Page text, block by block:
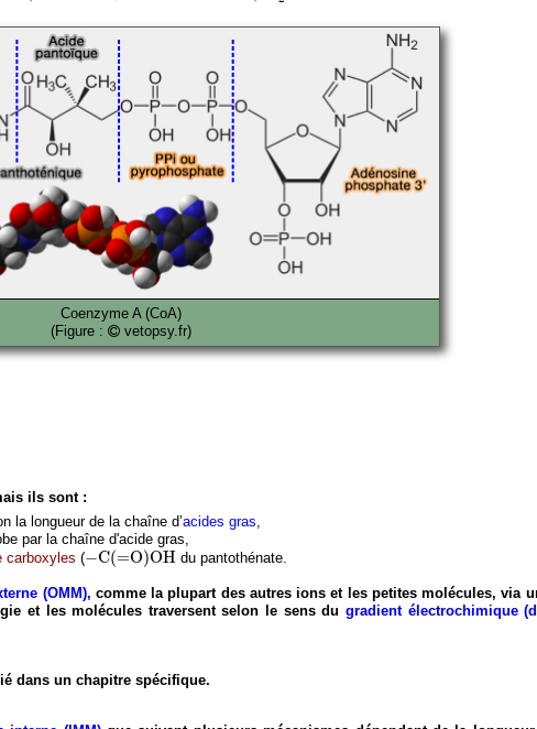
Coenzyme A (CoA)
(Figure :
vetopsy.fr)
ils sont :
la longueur de la chaîne d’acides gras,
par la chaîne d'acide gras,
carboxyles (−C(=O)OH
−C(=O)OH du pantothénate.
(OMM), comme la plupart des autres ions et les petites molécules, via
et les molécules traversent selon le sens du gradient électrochimique
dans un chapitre spécifique.